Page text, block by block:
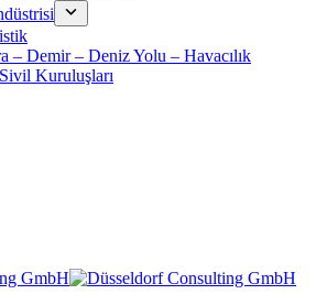
– Demir – Deniz Yolu – Havacılık
Kuruluşları